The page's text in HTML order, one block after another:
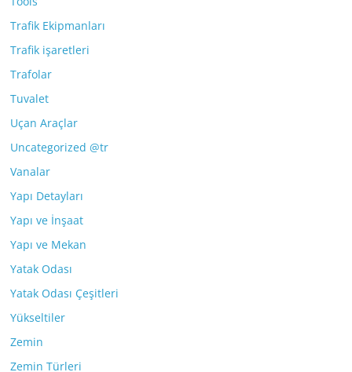
Trafik Ekipmanları
Trafik işaretleri
Trafolar
Tuvalet
Uçan Araçlar
Uncategorized @tr
Vanalar
Yapı Detayları
Yapı ve İnşaat
Yapı ve Mekan
Yatak Odası
Yatak Odası Çeşitleri
Yükseltiler
Zemin
Zemin Türleri